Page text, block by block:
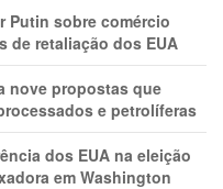
Putin sobre comércio
de retaliação dos EUA
nove propostas que
e petrolíferas
dos EUA na eleição
em Washington